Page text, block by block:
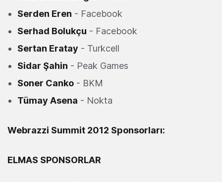
Serden Eren - Facebook
Serhad Bolukçu - Facebook
Sertan Eratay - Turkcell
Sidar Şahin - Peak Games
Soner Canko - BKM
Tümay Asena - Nokta
Webrazzi Summit 2012 Sponsorları:
ELMAS SPONSORLAR